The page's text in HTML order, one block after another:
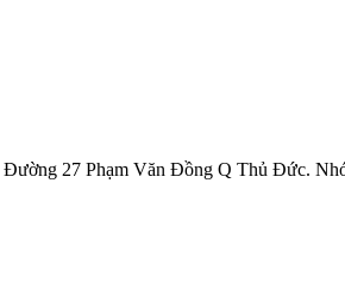
27 Phạm Văn Đồng Q Thủ Đức.